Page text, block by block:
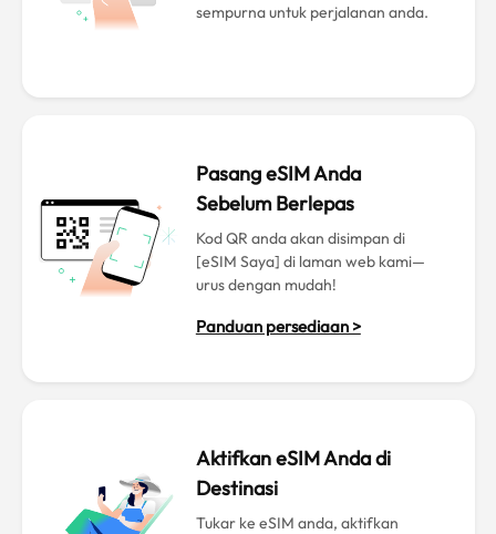
sempurna untuk perjalanan anda.
Pasang eSIM Anda
Sebelum Berlepas
Kod QR anda akan disimpan di
[eSIM Saya] di laman web kami—
urus dengan mudah!
Panduan persediaan >
Aktifkan eSIM Anda di
Destinasi
Tukar ke eSIM anda, aktifkan